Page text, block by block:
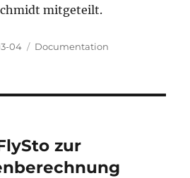
mitgeteilt.
04 Kategorien
Documentation
zur